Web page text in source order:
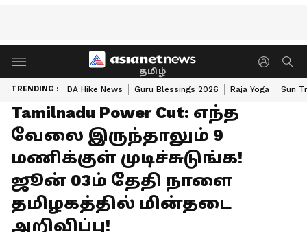
தமிழ்
TRENDING : DA Hike News Guru Blessings 2026 Raja Yoga Sun
Tamilnadu Power Cut: எந்த
வேலை இருந்தாலும் 9
மணிக்குள் முடிச்சுடுங்க!
ஜூன் 03ம் தேதி நாளை
தமிழகத்தில் மின்தடை
அறிவிப்பு!